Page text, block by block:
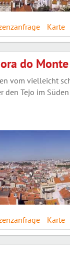
Karte
do Monte
vom vielleicht
Tejo im
Karte